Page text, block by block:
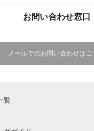
お問い合わせ窓口
メールでのお問い合わせはこ
覧